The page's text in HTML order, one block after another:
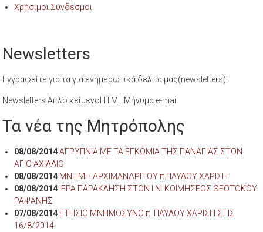
Χρήσιμοι Σύνδεσμοι
Newsletters
Εγγραφείτε για τα για ενημερωτικά δελτία μας(newsletters)!
Newsletters Απλό κείμενοHTML Μήνυμα e-mail
Τα νέα της Μητρόπολης
08/08/2014 ΑΓΡΥΠΝΙΑ ΜΕ ΤΑ ΕΓΚΩΜΙΑ ΤΗΣ ΠΑΝΑΓΙΑΣ ΣΤΟΝ
ΑΓΙΟ ΑΧΙΛΛΙΟ
08/08/2014 ΜΝΗΜΗ ΑΡΧΙΜΑΝΔΡΙΤΟΥ π.ΠΑΥΛΟΥ ΧΑΡΙΣΗ
08/08/2014 ΙΕΡΑ ΠΑΡΑΚΛΗΣΗ ΣΤΟΝ Ι.Ν. ΚΟΙΜΗΣΕΩΣ ΘΕΟΤΟΚΟΥ
ΡΑΨΑΝΗΣ
07/08/2014 ΕΤΗΣΙΟ ΜΝΗΜΟΣΥΝΟ π. ΠΑΥΛΟΥ ΧΑΡΙΣΗ ΣΤΙΣ
16/8/2014